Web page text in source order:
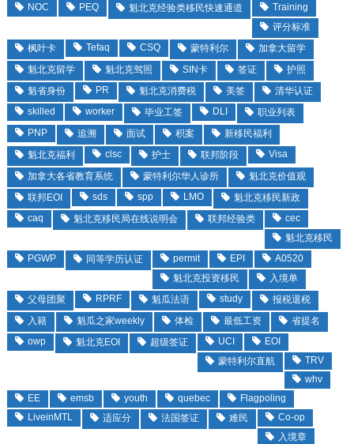
NOC
PEQ 魁北克经验类移民快速通道
Training
评分标准
枫叶卡
Tefaq CSQ 蒙特利尔
加拿大留学
魁北克留学
魁北克驾照 SIN卡 签证
护照
魁省身份
PR 魁北克消费税 美签
清华认证
skilled
worker 毕业工签 DLI
职业列表
PNP
追溯 面试 积案
新移民福利
魁北克福利
clsc 护士 联邦阶段
Visa
加拿大各省教育系统
蒙特利尔华人诊所
魁北克价值观
联邦EOI
sds spp LMO
魁北克移民新政
caq
魁北克移民局在线说明会 联邦经验类
cec
魁北克移民
PGWP
同等学历认证 permit EPI
A0520
魁北克投资移民
入境单
父母团聚
RPRF 魁瓜法语 study
报税退税
入籍
魁瓜之家weekly 体检 最低工资
省提名
owp
魁北克EOI 超级签证 UCI
EOI
蒙特利尔直航
TRV
whv
EE
emsb youth quebec
Flagpoling
LiveinMTL
适应分 法国签证 难民
Co-op
入境章